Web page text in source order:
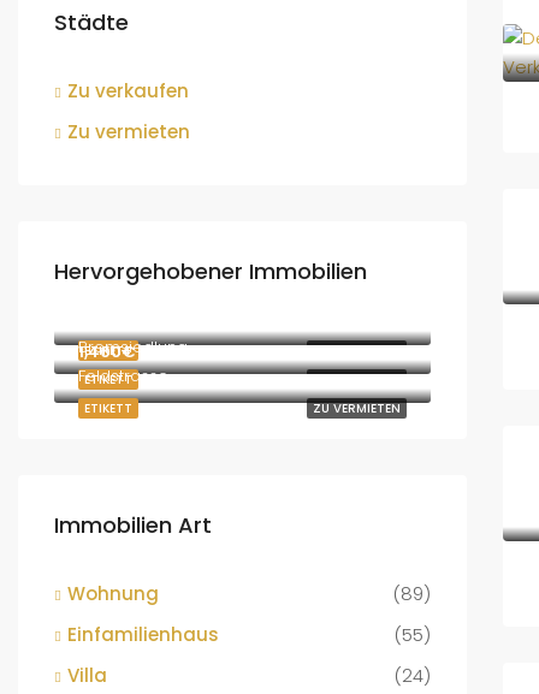
Städte
Zu verkaufen
Zu vermieten
Hervorgehobener Immobilien
ZU VERMIETEN
ETIKETT
ZU VERMIETEN
ETIKETT
Bremsiedlung
ZU VERMIETEN
ETIKETT
1,400€
Feldstrasse
Immobilien Art
Wohnung
(89)
Einfamilienhaus
(55)
Villa
(24)